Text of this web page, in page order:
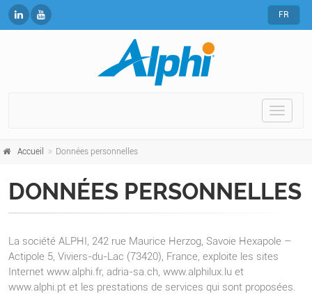
FR
Toggle
Accueil Données personnelles
DONNÉES PERSONNELLES
La société ALPHI, 242 rue Maurice Herzog, Savoie Hexapole –
Actipole 5, Viviers-du-Lac (73420), France, exploite les sites
Internet www.alphi.fr, adria-sa.ch, www.alphilux.lu et
www.alphi.pt et les prestations de services qui sont proposées.